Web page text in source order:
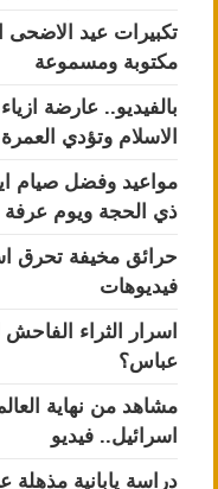
تكبيرات عيد الاضحى
مكتوبة ومسموعة
بالفيديو.. عارضة
الاسلام وتؤدي العمرة
مواعيد وفضل صيام
ذي الحجة ويوم عرفة
حرائق مخيفة تحرق
فيديوهات
اسرار الثراء
عباس؟
مشاهد من نهاية
اسرائيل.. فيديو
دراسة يابانية مذهلة